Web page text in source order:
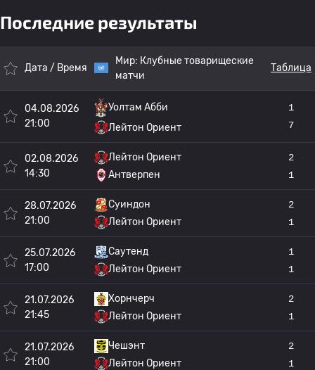
Последние результаты
Дата / Время
Мир: Клубные товарищеские
матчи
Таблица
04.08.2026
21:00
Уолтам Абби
Лейтон Ориент
1
7
02.08.2026
14:30
Лейтон Ориент
Антверпен
2
1
28.07.2026
21:00
Суиндон
Лейтон Ориент
2
1
25.07.2026
17:00
Саутенд
Лейтон Ориент
1
1
21.07.2026
21:45
Хорнчерч
Лейтон Ориент
2
1
21.07.2026
21:00
Чешэнт
Лейтон Ориент
2
1